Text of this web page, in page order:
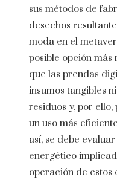
sus métodos de
desechos
moda en el
posible opción más
que las prendas
insumos tangibles
residuos y, por
un uso más
así, se debe
energético
operación de estos